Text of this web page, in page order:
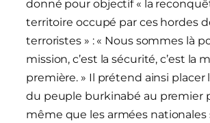
donné pour objectif « la
territoire occupé par ces hordes
terroristes » : « Nous sommes là
mission, c’est la sécurité, c’est la
première. » Il prétend ainsi placer
du peuple burkinabé au premier
même que les armées nationales